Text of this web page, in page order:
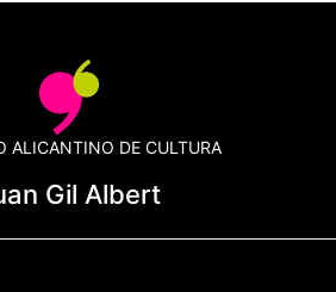
ALICANTINO DE CULTURA
Gil Albert